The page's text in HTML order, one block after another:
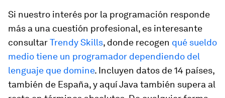
Si nuestro interés por la programación responde
más a una cuestión profesional, es interesante
consultarTrendy Skills, donde recogen qué sueldo
medio tiene un programador dependiendo del
lenguaje que domine. Incluyen datos de 14 países,
también de España, y aquí Java también supera al